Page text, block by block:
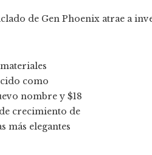
como
nombre y $18
crecimiento de
más elegantes